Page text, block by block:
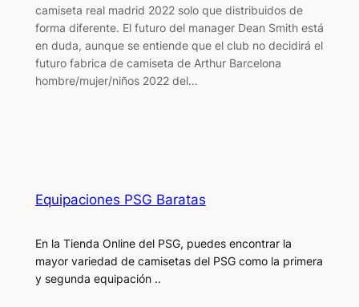
camiseta real madrid 2022 solo que distribuidos de
forma diferente. El futuro del manager Dean Smith está
en duda, aunque se entiende que el club no decidirá el
futuro fabrica de camiseta de Arthur Barcelona
hombre/mujer/niños 2022 del…
Equipaciones PSG Baratas
En la Tienda Online del PSG, puedes encontrar la
mayor variedad de camisetas del PSG como la primera
y segunda equipación ..